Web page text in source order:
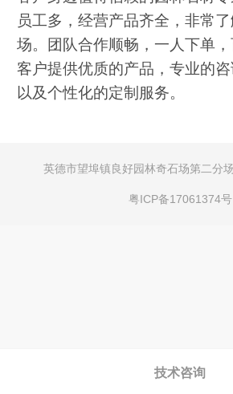
员工多，经营产品齐全，非常
场。团队合作顺畅，一人下单
客户提供优质的产品，专业的
以及个性化的定制服务。
英德市望埠镇良好园林奇石场第二分
粤ICP备17061374号
技术咨询